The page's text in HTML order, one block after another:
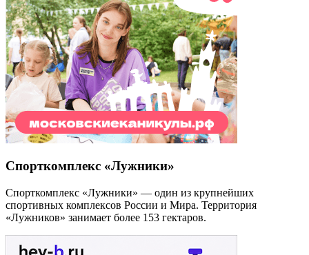
Спорткомплекс «Лужники»
Спорткомплекс «Лужники» — один из крупнейших
спортивных комплексов России и Мира. Территория
«Лужников» занимает более 153 гектаров.